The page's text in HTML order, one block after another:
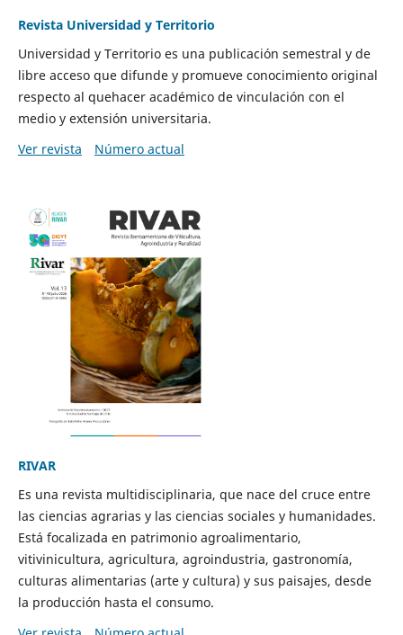
Revista Universidad y Territorio
Universidad y Territorio es una publicación semestral y de
libre acceso que difunde y promueve conocimiento original
respecto al quehacer académico de vinculación con el
medio y extensión universitaria.
Ver revista
Número actual
RIVAR
Es una revista multidisciplinaria, que nace del cruce entre
las ciencias agrarias y las ciencias sociales y humanidades.
Está focalizada en patrimonio agroalimentario,
vitivinicultura, agricultura, agroindustria, gastronomía,
culturas alimentarias (arte y cultura) y sus paisajes, desde
la producción hasta el consumo.